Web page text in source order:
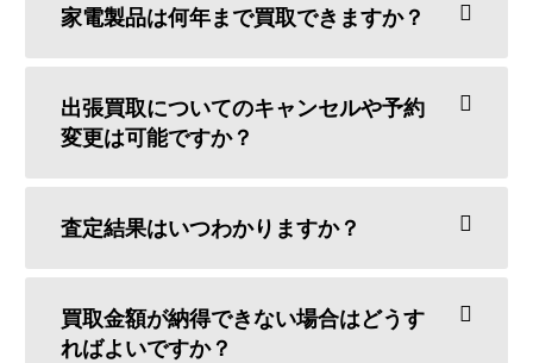
家電製品は何年まで買取できますか？
出張買取についてのキャンセルや予約
変更は可能ですか？
査定結果はいつわかりますか？
買取金額が納得できない場合はどうす
ればよいですか？